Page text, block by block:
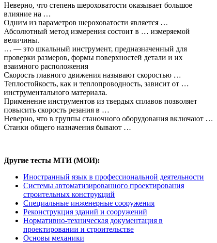
Неверно, что степень шероховатости оказывает большое
влияние на …
Одним из параметров шероховатости является …
Абсолютный метод измерения состоит в … измеряемой
величины.
… — это шкальный инструмент, предназначенный для
проверки размеров, формы поверхностей детали и их
взаимного расположения
Скорость главного движения называют скоростью …
Теплостойкость, как и теплопроводность, зависит от …
инструментального материала.
Применение инструментов из твердых сплавов позволяет
повысить скорость резания в …
Неверно, что в группы станочного оборудования включают …
Станки общего назначения бывают …
Другие тесты МТИ (МОИ):
Иностранный язык в профессиональной деятельности
Системы автоматизированного проектирования
строительных конструкций
Специальные инженерные сооружения
Реконструкция зданий и сооружений
Нормативно-техническая документация в
проектировании и строительстве
Основы механики